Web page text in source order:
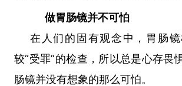
做胃肠镜并不可怕
在人们的固有观念中，胃肠镜
较“受罪”的检查，所以总是心存畏
肠镜并没有想象的那么可怕。